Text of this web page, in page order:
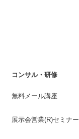
コンサル・研修
無料メール講座
展示会営業(R)セミナー